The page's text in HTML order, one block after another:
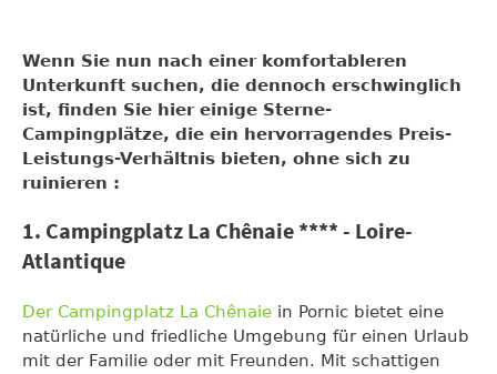
Wenn Sie nun nach einer komfortableren
Unterkunft suchen, die dennoch erschwinglich
ist, finden Sie hier einige Sterne-
Campingplätze, die ein hervorragendes Preis-
Leistungs-Verhältnis bieten, ohne sich zu
ruinieren :
1. Campingplatz La Chênaie **** - Loire-
Atlantique
Der Campingplatz La Chênaie in Pornic bietet eine
natürliche und friedliche Umgebung für einen Urlaub
mit der Familie oder mit Freunden. Mit schattigen